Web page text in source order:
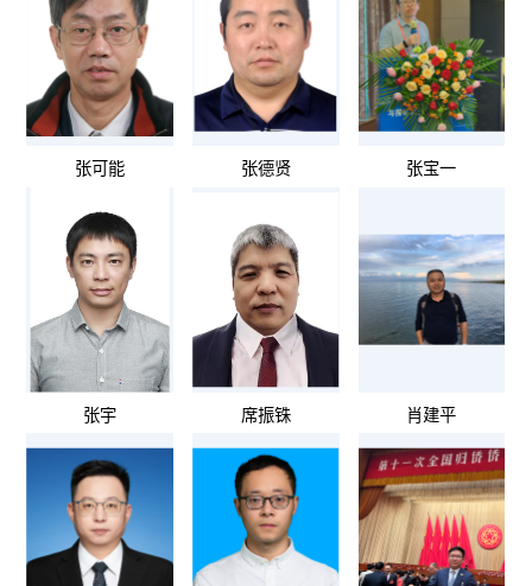
张可能 张德贤 张宝一
张宇 席振铢 肖建平